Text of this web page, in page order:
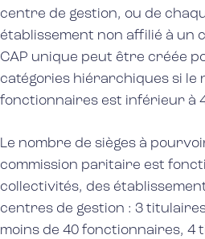
centre de gestion, ou de
établissement non affilié à un
CAP unique peut être créée
catégories hiérarchiques si le
fonctionnaires est inférieur à
Le nombre de sièges à
commission paritaire est
collectivités, des
centres de gestion : 3
moins de 40 fonctionnaires, 4